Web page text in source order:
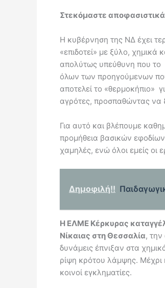
Στεκόμαστε
Η κυβέρνηση της ΝΔ έχει
«επιδοτεί» με ξύλο,
απολύτως υπεύθυνη που το
όλων των προηγούμενων
αποτελεί το «θερμοκήπιο»
αγρότες, προσπαθώντας να
Για αυτό και βλέπουμε
προμήθεια βασικών εφοδίων
χαμηλές, ενώ όλοι εμείς οι
Δημοφιλή!!
Η ΕΛΜΕ Κέρκυρας
Νίκαιας στη Θεσσαλία,
δυνάμεις έπνιξαν στα
ρίψη κρότου λάμψης. Μέχρι
κοινοί εγκληματίες.